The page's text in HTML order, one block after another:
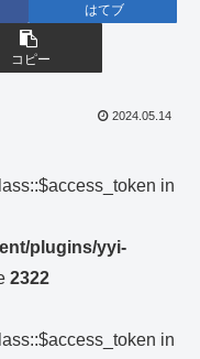
はてブ
コピー
2024.05.14
in
plugins/yyi-
2322
in